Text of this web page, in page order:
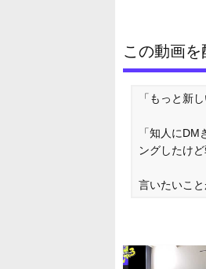
この動画
「もっと新
「知人に
ングしたけ
言いたいこ